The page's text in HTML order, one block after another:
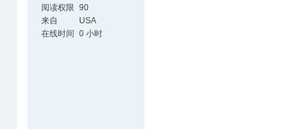
阅读权限 90
来自
USA
在线时间
0 小时